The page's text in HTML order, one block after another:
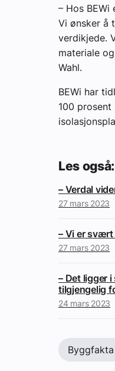
– Hos
Vi ønsker å
verdikjede.
materiale
Wahl.
BEWi har
100
Les også:
– Verdal
27 mars 2023
– Vi er svært
27 mars 2023
– Det ligger
tilgjengelig
24 mars 2023